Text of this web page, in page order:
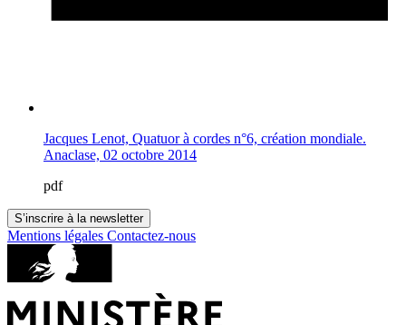
Jacques Lenot, Quatuor à cordes n°6, création mondiale.
Anaclase, 02 octobre 2014
pdf
S’inscrire à la newsletter
Mentions légales Contactez-nous